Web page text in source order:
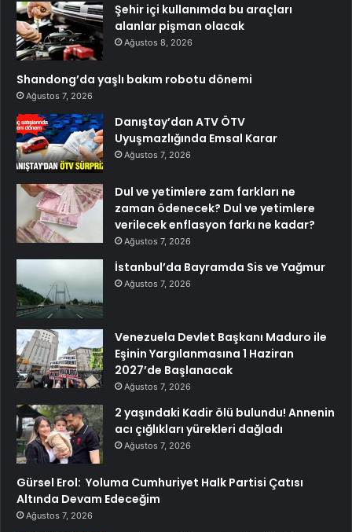
Şehir içi kullanımda bu araçları
alanlar pişman olacak
Ağustos 8, 2026
Shandong’da yaşlı bakım robotu dönemi
Ağustos 7, 2026
Danıştay’dan ATV ÖTV
Uyuşmazlığında Emsal Karar
Ağustos 7, 2026
Dul ve yetimlere zam farkları ne
zaman ödenecek? Dul ve yetimlere
verilecek enflasyon farkı ne kadar?
Ağustos 7, 2026
İstanbul’da Bayramda Sis ve Yağmur
Ağustos 7, 2026
Venezuela Devlet Başkanı Maduro ile
Eşinin Yargılanmasına 1 Haziran
2027’de Başlanacak
Ağustos 7, 2026
2 yaşındaki Kadir ölü bulundu! Annenin
acı çığlıkları yürekleri dağladı
Ağustos 7, 2026
Gürsel Erol: Yoluma Cumhuriyet Halk Partisi Çatısı
Altında Devam Edeceğim
Ağustos 7, 2026